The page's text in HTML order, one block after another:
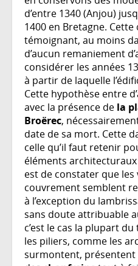
d’entre 1340 (Anjou)
1400 en Bretagne.
témoignant, au moins
d’aucun remaniement
considérer les années
à partir de laquelle
Cette hypothèse entre
avec la présence de la
Broërec,
date de sa mort. Cette
celle qu’il faut retenir
éléments
est de constater que
couvrement semblent
à l’exception du
sans doute attribuable
c’est le cas la plupart
les piliers, comme les
surmontent, présentent